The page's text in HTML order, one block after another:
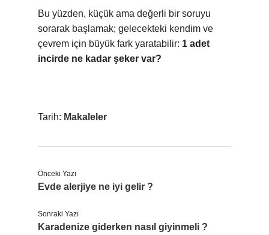
Bu yüzden, küçük ama değerli bir soruyu
sorarak başlamak; gelecekteki kendim ve
çevrem için büyük fark yaratabilir: 1 adet
incirde ne kadar şeker var?
Tarih: Makaleler
Önceki Yazı
Evde alerjiye ne iyi gelir ?
Sonraki Yazı
Karadenize giderken nasıl giyinmeli ?